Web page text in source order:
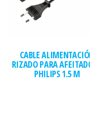
CABLE
RIZADO PARA
PHILIPS 1.5 M